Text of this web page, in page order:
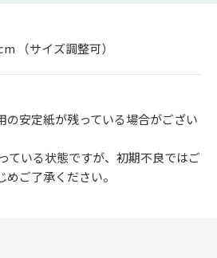
（サイズ調整可）
の安定紙が残っている場合がござい
いる状態ですが、初期不良ではご
ご了承ください。